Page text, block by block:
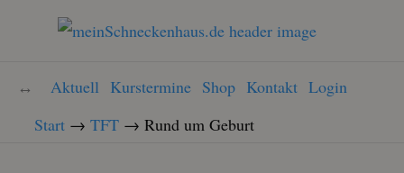
Aktuell Kurstermine Shop Kontakt Login
Start → TFT → Rund um Geburt